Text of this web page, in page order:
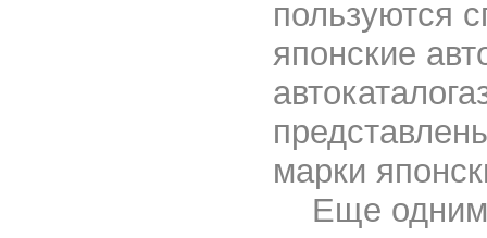
пользуются
японские
марки
Еще одним